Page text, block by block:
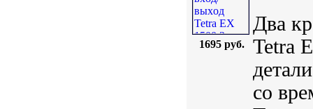
1695 руб.
Два
Tetra
со